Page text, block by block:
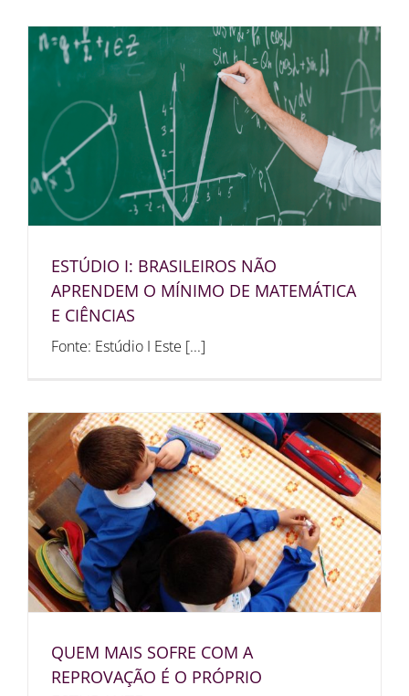
ESTÚDIO I: BRASILEIROS NÃO
APRENDEM O MÍNIMO DE MATEMÁTICA
E CIÊNCIAS
Fonte: Estúdio I Este [...]
QUEM MAIS SOFRE COM A
REPROVAÇÃO É O PRÓPRIO